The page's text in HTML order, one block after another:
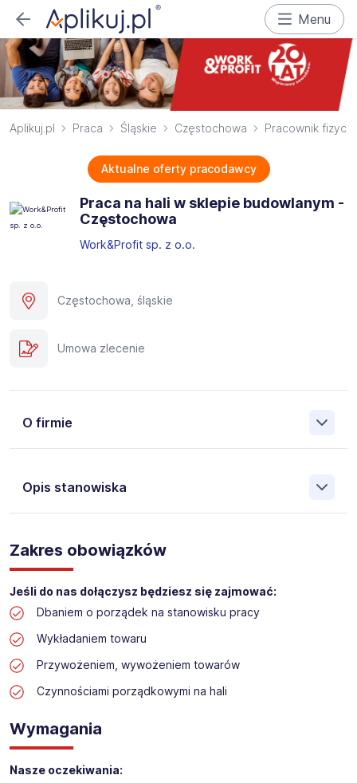
Menu
Aplikuj.pl Praca Śląskie Częstochowa Pracownik
Aktualne oferty pracodawcy
Praca na hali w sklepie budowlanym -
Częstochowa
Work&Profit sp. z o.o.
Częstochowa, śląskie
Umowa zlecenie
O firmie
Opis stanowiska
Pośrednictwa Pracy i Doradztwa Personalnego Work &
Profit jest obecnie jedną z największych niezależnych
polskich agencji zatrudnienia. W ciągu wielu lat naszej
działalności daliśmy pracę przeszło 50 000 pracowników
w całym kraju. Skutecznie znajdujemy pracowników dla
największych firm, jak również małych rodzinnych
przedsiębiorstw w Polsce. Agencja jest wpisana pod nr
Obecnie dla naszego Klienta, poszukujemy osób na
Praca na hali w sklepie budowlanym
Lokalizacja: Częstochowa
Zakres obowiązków
Jeśli do nas dołączysz będziesz się zajmować:
Dbaniem o porządek na stanowisku pracy
Wykładaniem towaru
Przywożeniem, wywożeniem towarów
Czynnościami porządkowymi na hali
Wymagania
Nasze oczekiwania: